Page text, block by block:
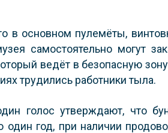
в основном пулемёты,
самостоятельно могут
ведёт в безопасную
трудились работники тыла.
голос утверждают, что
год, при наличии